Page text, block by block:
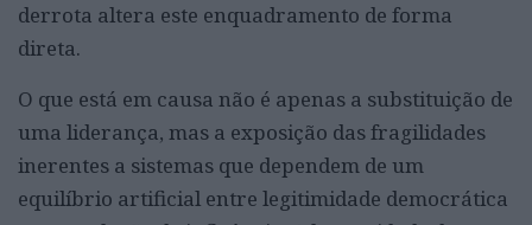
derrota altera este enquadramento de forma
direta.
O que está em causa não é apenas a substituição de
uma liderança, mas a exposição das fragilidades
inerentes a sistemas que dependem de um
equilíbrio artificial entre legitimidade democrática